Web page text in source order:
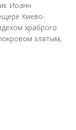
Иоанн
Киево-
храброго
златым,